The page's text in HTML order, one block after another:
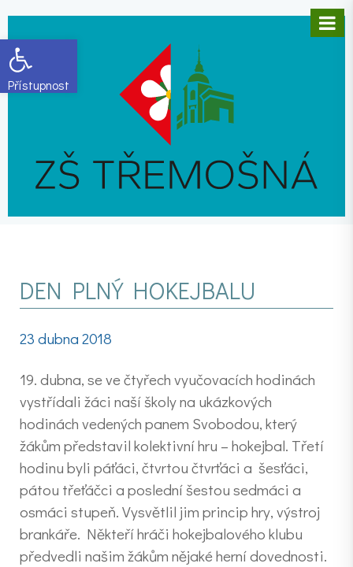
Open toolbar
DEN PLNÝ HOKEJBALU
23 dubna 2018
19. dubna, se ve čtyřech vyučovacích hodinách
vystřídali žáci naší školy na ukázkových
hodinách vedených panem Svobodou, který
žákům představil kolektivní hru – hokejbal. Třetí
hodinu byli páťáci, čtvrtou čtvrťáci a šesťáci,
pátou třeťáčci a poslední šestou sedmáci a
osmáci stupeň. Vysvětlil jim princip hry, výstroj
brankáře. Někteří hráči hokejbalového klubu
předvedli našim žákům nějaké herní dovednosti.